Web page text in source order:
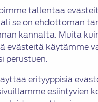
tallentaa
se on ehdottoman
kannalta. Muita
evästeitä käytämme
perustuen.
erityyppisiä
esiintyvien